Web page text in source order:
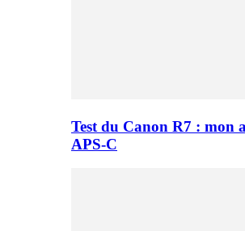
Test du Canon R7 : mon
APS-C